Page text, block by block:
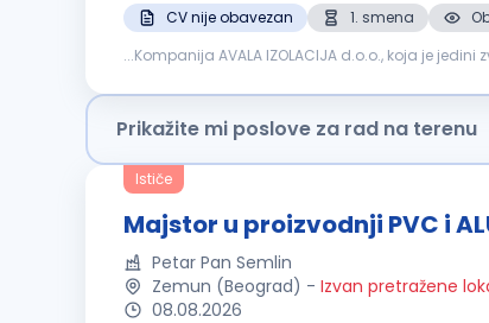
CV nije obavezan 1. smena
...Kompanija AVALA IZOLACIJA d.o.o., koja je
Prikažite mi poslove za rad na terenu
Ističe
Majstor u proizvodnji PVC i
Petar Pan Semlin
Zemun (Beograd) - Izvan pretražene
08.08.2026